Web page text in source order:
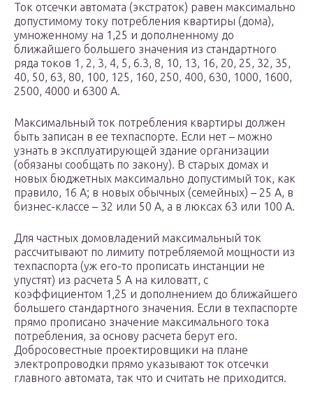
Ток отсечки автомата (экстраток) равен максимально
допустимому току потребления квартиры (дома),
умноженному на 1,25 и дополненному до
ближайшего большего значения из стандартного
ряда токов 1, 2, 3, 4, 5, 6.3, 8, 10, 13, 16, 20, 25, 32, 35,
40, 50, 63, 80, 100, 125, 160, 250, 400, 630, 1000, 1600,
2500, 4000 и 6300 А.
Максимальный ток потребления квартиры должен
быть записан в ее техпаспорте. Если нет – можно
узнать в эксплуатирующей здание организации
(обязаны сообщать по закону). В старых домах и
новых бюджетных максимально допустимый ток, как
правило, 16 А; в новых обычных (семейных) – 25 А, в
бизнес-классе – 32 или 50 А, а в люксах 63 или 100 А.
Для частных домовладений максимальный ток
рассчитывают по лимиту потребляемой мощности из
техпаспорта (уж его-то прописать инстанции не
упустят) из расчета 5 А на киловатт, с
коэффициентом 1,25 и дополнением до ближайшего
большего стандартного значения. Если в техпаспорте
прямо прописано значение максимального тока
потребления, за основу расчета берут его.
Добросовестные проектировщики на плане
электропроводки прямо указывают ток отсечки
главного автомата, так что и считать не приходится.